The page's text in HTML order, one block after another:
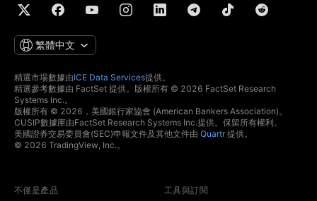
繁體中文
精選市場數據由ICE Data Services提供。
精選參考數據由 FactSet 提供。版權所有 © 2026 FactSet Research
Systems Inc.。
版權所有 © 2026，美國銀行家協會 (American Bankers Association)。
CUSIP數據庫由FactSet Research Systems Inc.提供。保留所有權利。
美國證券交易委員會(SEC)申報文件及其他文件由 Quartr提供。
© 2026 TradingView, Inc.。
不僅是產品 工具與訂閱